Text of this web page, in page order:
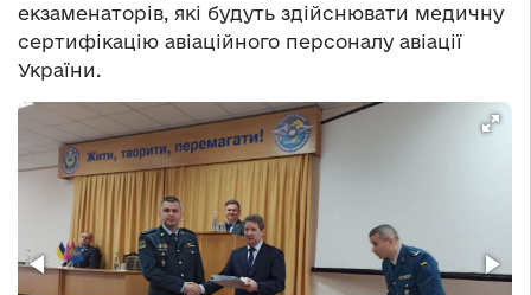
екзаменаторів, які будуть здійснювати медичну
сертифікацію авіаційного персоналу авіації
України.